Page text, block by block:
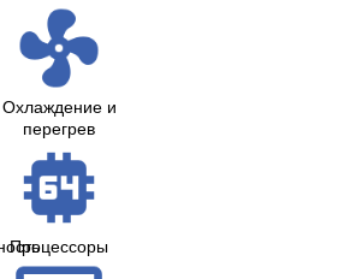
Охлаждение и
перегрев
Процессоры